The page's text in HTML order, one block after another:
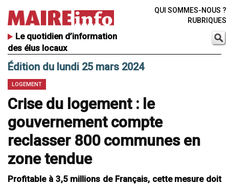
Le quotidien d’information
des élus locaux
QUI SOMMES-NOUS ?
RUBRIQUES
Édition du lundi 25 mars 2024
LOGEMENT
Crise du logement : le
gouvernement compte
reclasser 800 communes en
zone tendue
Profitable à 3,5 millions de Français, cette mesure doit